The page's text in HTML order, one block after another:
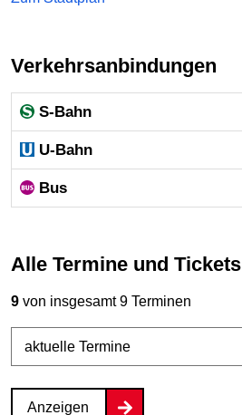
Verkehrsanbindungen
S-Bahn
U-Bahn
Bus
Alle Termine und Tickets
9 von insgesamt 9 Terminen
Anzeigen